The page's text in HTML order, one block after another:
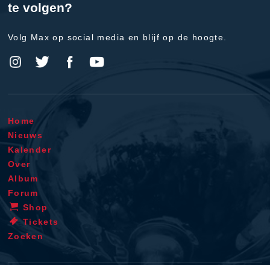
te volgen?
Volg Max op social media en blijf op de hoogte.
Home
Nieuws
Kalender
Over
Album
Forum
Shop
Tickets
Zoeken